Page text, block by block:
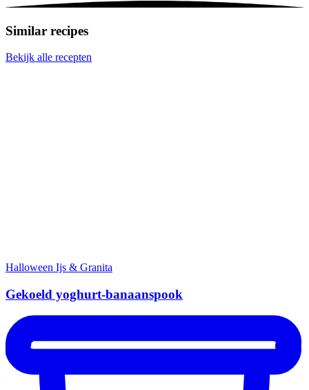
Similar recipes
Bekijk alle recepten
Halloween Ijs & Granita
Gekoeld yoghurt-banaanspook